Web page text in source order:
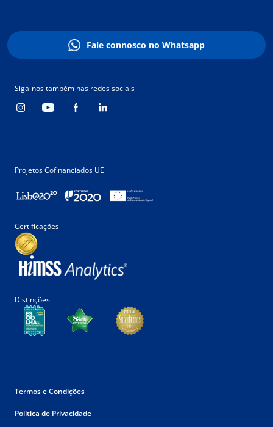
Fale connosco no Whatsapp
Siga-nos também nas redes sociais
Projetos Cofinanciados UE
Certificações
Distinções
Termos e Condições
Política de Privacidade